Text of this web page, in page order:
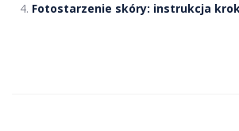
Fotostarzenie skóry: instrukcja